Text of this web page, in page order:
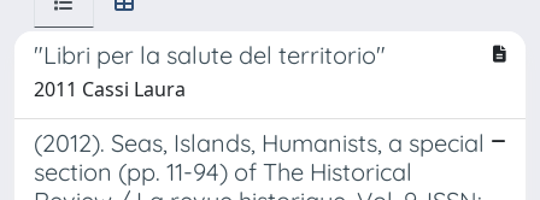
"Libri per la salute del territorio"
2011 Cassi Laura
(2012). Seas, Islands, Humanists, a special
section (pp. 11-94) of The Historical